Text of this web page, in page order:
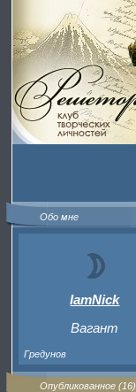
Обо мне
IamNick
Вагант
Гредунов
Опубликованное (16)